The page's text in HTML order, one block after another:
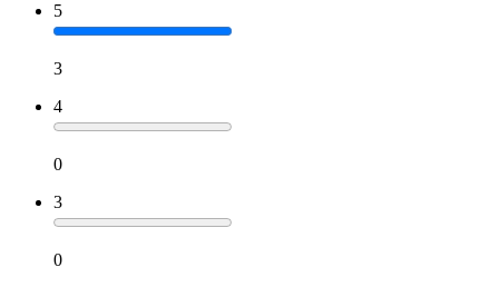
5
3
4
0
3
0